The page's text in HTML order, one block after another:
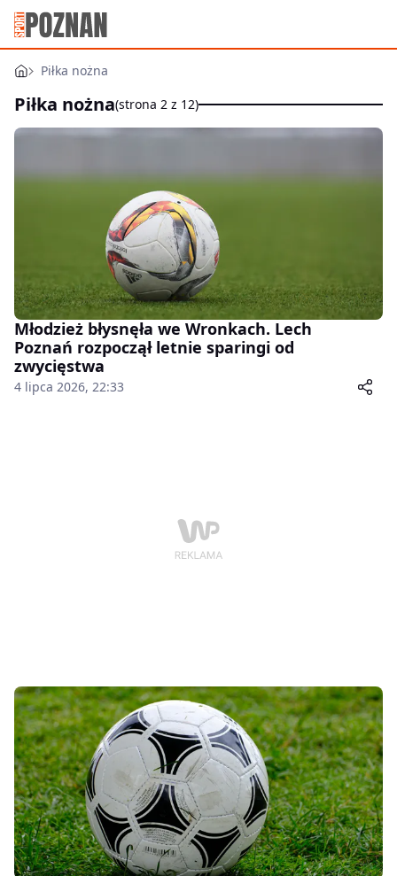
Piłka nożna
Piłka nożna(strona 2 z 12)
Młodzież błysnęła we Wronkach. Lech
Poznań rozpoczął letnie sparingi od
zwycięstwa
4 lipca 2026, 22:33